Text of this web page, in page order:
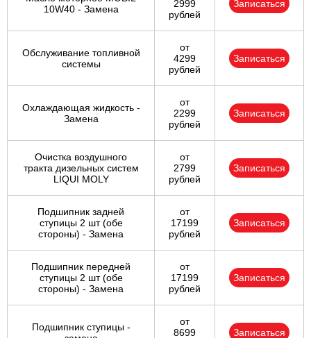
10W40 - Замена
2999
рублей
Записаться
Обслуживание топливной
системы
от
4299
рублей
Записаться
Охлаждающая жидкость -
Замена
от
2299
рублей
Записаться
Очистка воздушного
тракта дизельных систем
LIQUI MOLY
от
2799
рублей
Записаться
Подшипник задней
ступицы 2 шт (обе
стороны) - Замена
от
17199
рублей
Записаться
Подшипник передней
ступицы 2 шт (обе
стороны) - Замена
от
17199
рублей
Записаться
Подшипник ступицы -
от
8699
Записаться